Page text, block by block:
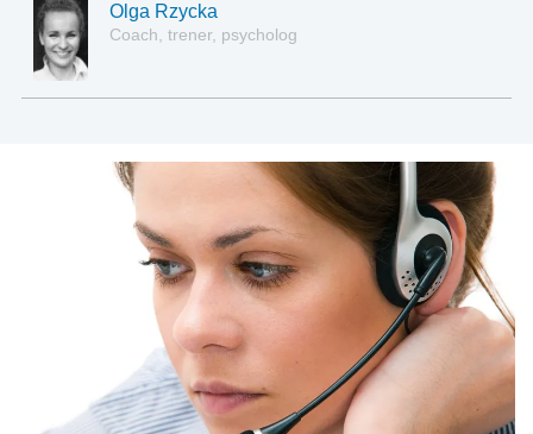
Olga Rzycka
Coach, trener, psycholog